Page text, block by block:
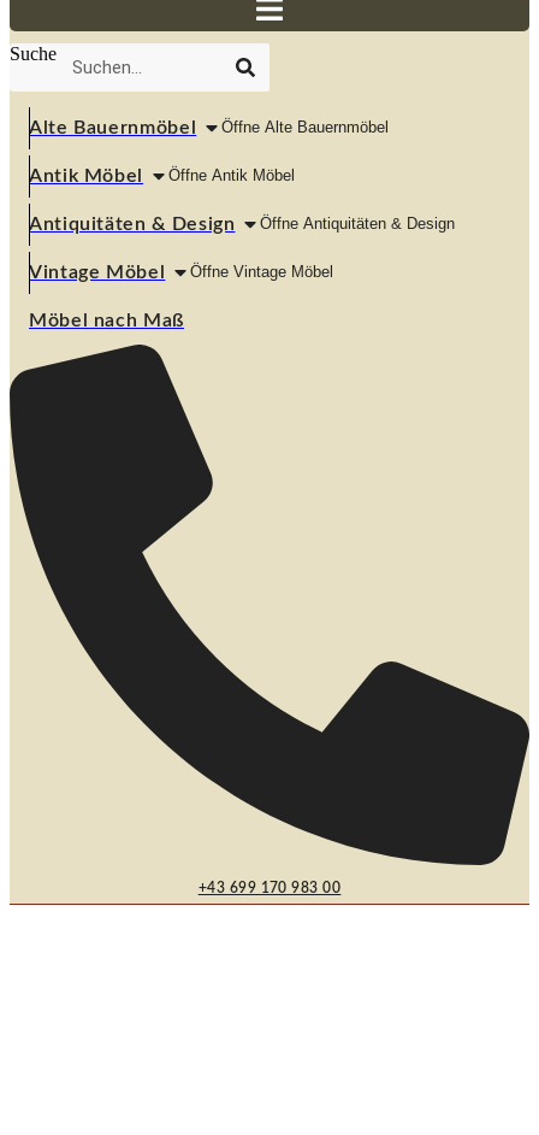
Suche
Alte Bauernmöbel Öffne Alte Bauernmöbel
Antik Möbel Öffne Antik Möbel
Antiquitäten & Design Öffne Antiquitäten & Design
Vintage Möbel Öffne Vintage Möbel
Möbel nach Maß
+43 699 170 983 00